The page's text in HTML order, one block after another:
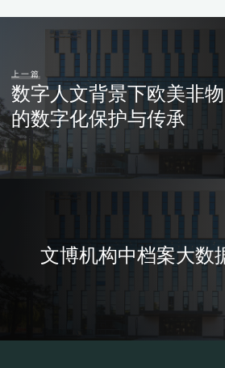
上一篇
数字人文背景下欧美非
的数字化保护与传承
文博机构中档案大数